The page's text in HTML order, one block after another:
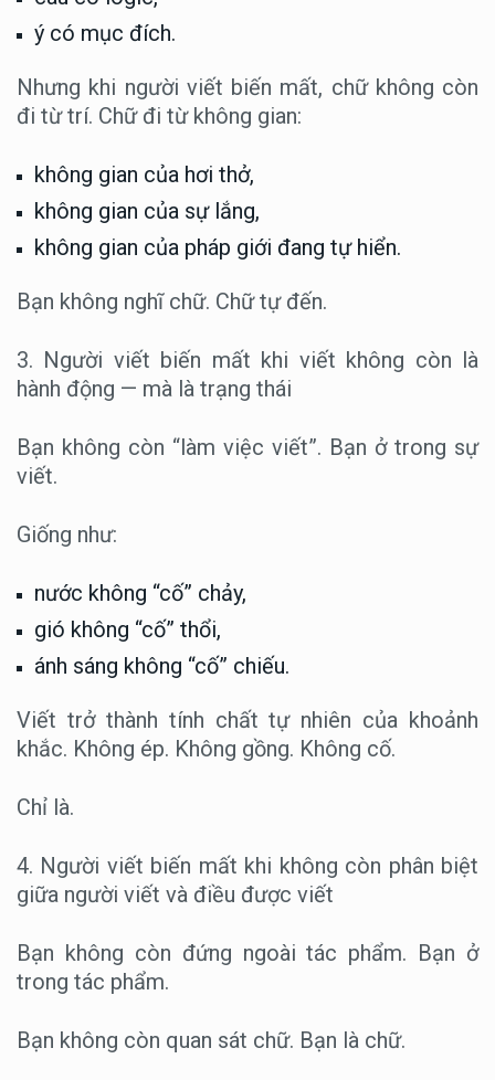
ý có mục đích.
Nhưng khi người viết biến mất, chữ không còn
đi từ trí. Chữ đi từ không gian:
không gian của hơi thở,
không gian của sự lắng,
không gian của pháp giới đang tự hiển.
Bạn không nghĩ chữ. Chữ tự đến.
3. Người viết biến mất khi viết không còn là
hành động — mà là trạng thái
Bạn không còn “làm việc viết”. Bạn ở trong sự
viết.
Giống như:
nước không “cố” chảy,
gió không “cố” thổi,
ánh sáng không “cố” chiếu.
Viết trở thành tính chất tự nhiên của khoảnh
khắc. Không ép. Không gồng. Không cố.
Chỉ là.
4. Người viết biến mất khi không còn phân biệt
giữa người viết và điều được viết
Bạn không còn đứng ngoài tác phẩm. Bạn ở
trong tác phẩm.
Bạn không còn quan sát chữ. Bạn là chữ.